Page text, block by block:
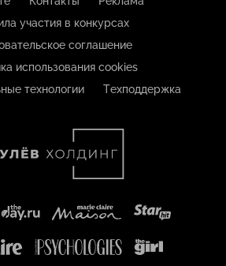
участия в конкурсах
соглашение
использования cookies
технологии
Техподдержка